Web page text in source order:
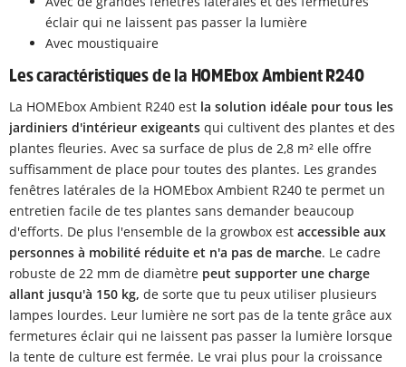
éclair qui ne laissent pas passer la lumière
Avec moustiquaire
Les caractéristiques de la HOMEbox Ambient R240
La HOMEbox Ambient R240 est la solution idéale pour tous les
jardiniers d'intérieur exigeants qui cultivent des plantes et des
plantes fleuries. Avec sa surface de plus de 2,8 m² elle offre
suffisamment de place pour toutes des plantes. Les grandes
fenêtres latérales de la HOMEbox Ambient R240 te permet un
entretien facile de tes plantes sans demander beaucoup
d'efforts. De plus l'ensemble de la growbox est accessible aux
personnes à mobilité réduite et n'a pas de marche. Le cadre
robuste de 22 mm de diamètre peut supporter une charge
allant jusqu'à 150 kg, de sorte que tu peux utiliser plusieurs
lampes lourdes. Leur lumière ne sort pas de la tente grâce aux
fermetures éclair qui ne laissent pas passer la lumière lorsque
la tente de culture est fermée. Le vrai plus pour la croissance